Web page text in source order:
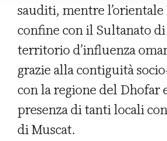
sauditi, mentre l’orientale
confine con il Sultanato di
territorio d’influenza
grazie alla contiguità
con la regione del Dhofar
presenza di tanti locali
di Muscat.